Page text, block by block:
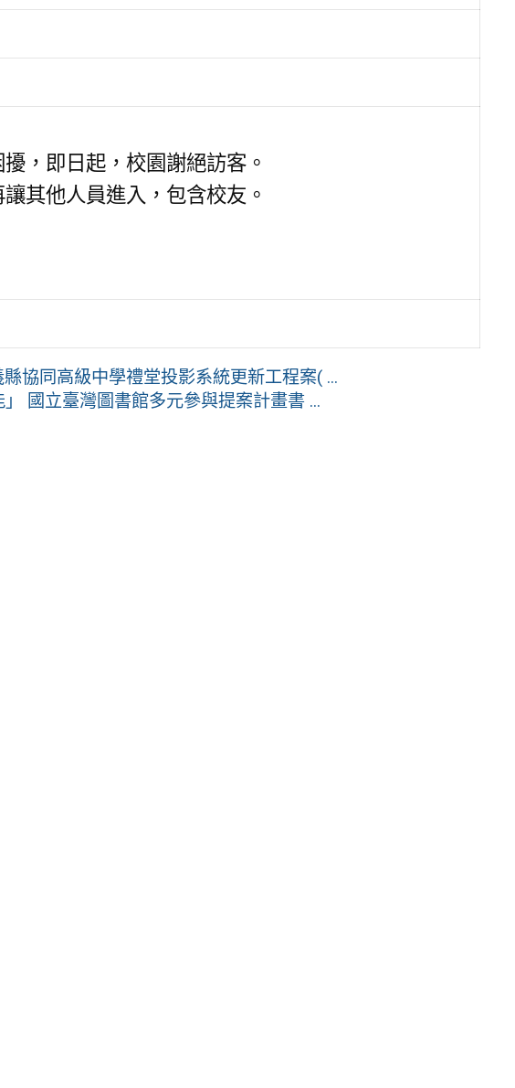
，即日起，校園謝絕訪客。
其他人員進入，包含校友。
協同高級中學禮堂投影系統更新工程案( ...
國立臺灣圖書館多元參與提案計畫書 ...